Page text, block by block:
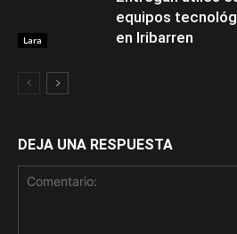
Lara
equipos
en Iribarren
DEJA UNA RESPUESTA